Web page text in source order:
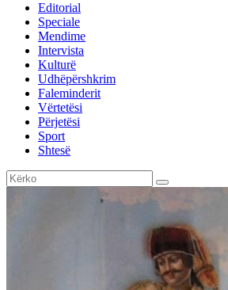
Editorial
Speciale
Mendime
Intervista
Kulturë
Udhëpërshkrim
Faleminderit
Vërtetësi
Përjetësi
Sport
Shtesë